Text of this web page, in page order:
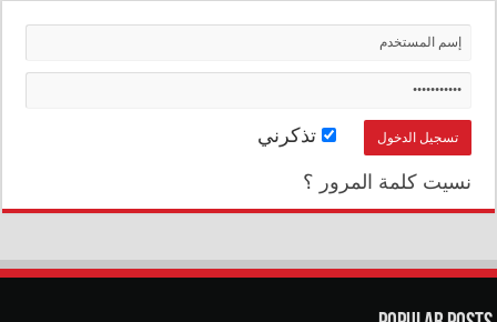
تذكرني
نسيت كلمة المرور ؟